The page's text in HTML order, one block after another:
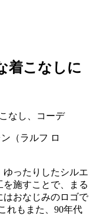
着こなしに
（ラルフ ロ
ゆったりしたシルエ
施すことで、まる
はおなじみのロゴで
れもまた、90年代